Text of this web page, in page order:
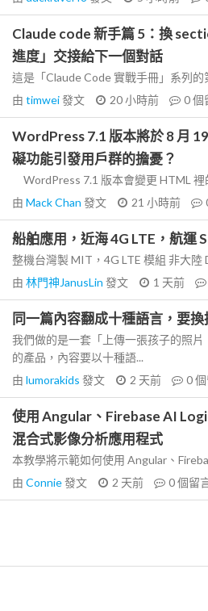
Claude code 新手篇 5：換
進度」交接給下一個對話
這是「Claude Code 實戰手冊」系列的
由 timwei發文 20 小時前 0個
WordPress 7.1 版本將於 8 月
礙功能引發用戶群的擔憂？
WordPress 7.1 版本會變更 HTML 裡
由 Mack Chan 發文 21 小時前
船舶應用，近海 4G LTE，航運
整機台灣製 MIT，4G LTE 模組 非大陸
由 林門神JanusLin 發文 1 天前
同一篇內容翻成十種語言，要
我們做的是一套「上傳一張孩子的照片
的產品，內容要以十種語...
由 lumorakids 發文 2 天前 0
使用 Angular、Firebase AI
混合式影像分析應用程式
本教學將示範如何使用 Angular、
由 Connie發文 2 天前 0個留